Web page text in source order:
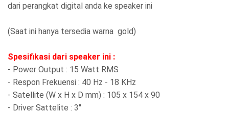
dari perangkat digital anda ke speaker ini
(Saat ini hanya tersedia warna gold)
Spesifikasi dari speaker ini :
- Power Output : 15 Watt RMS
- Respon Frekuensi : 40 Hz - 18 KHz
- Satellite (W x H x D mm) : 105 x 154 x 90
- Driver Sattelite : 3"